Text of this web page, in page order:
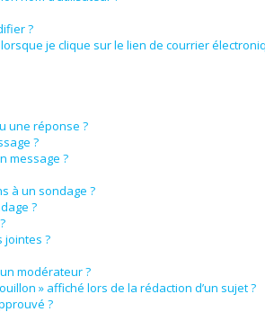
?
je clique sur le lien de courrier
une réponse ?
?
message ?
à un sondage ?
?
jointes ?
modérateur ?
» affiché lors de la rédaction d’un sujet ?
?